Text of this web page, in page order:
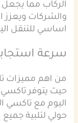
الركاب مما يجعل
والشركات ويعزز
اساسي للتنقل
سرعة
من اهم مميزات
حيث يتوفر
حولي لتلبية